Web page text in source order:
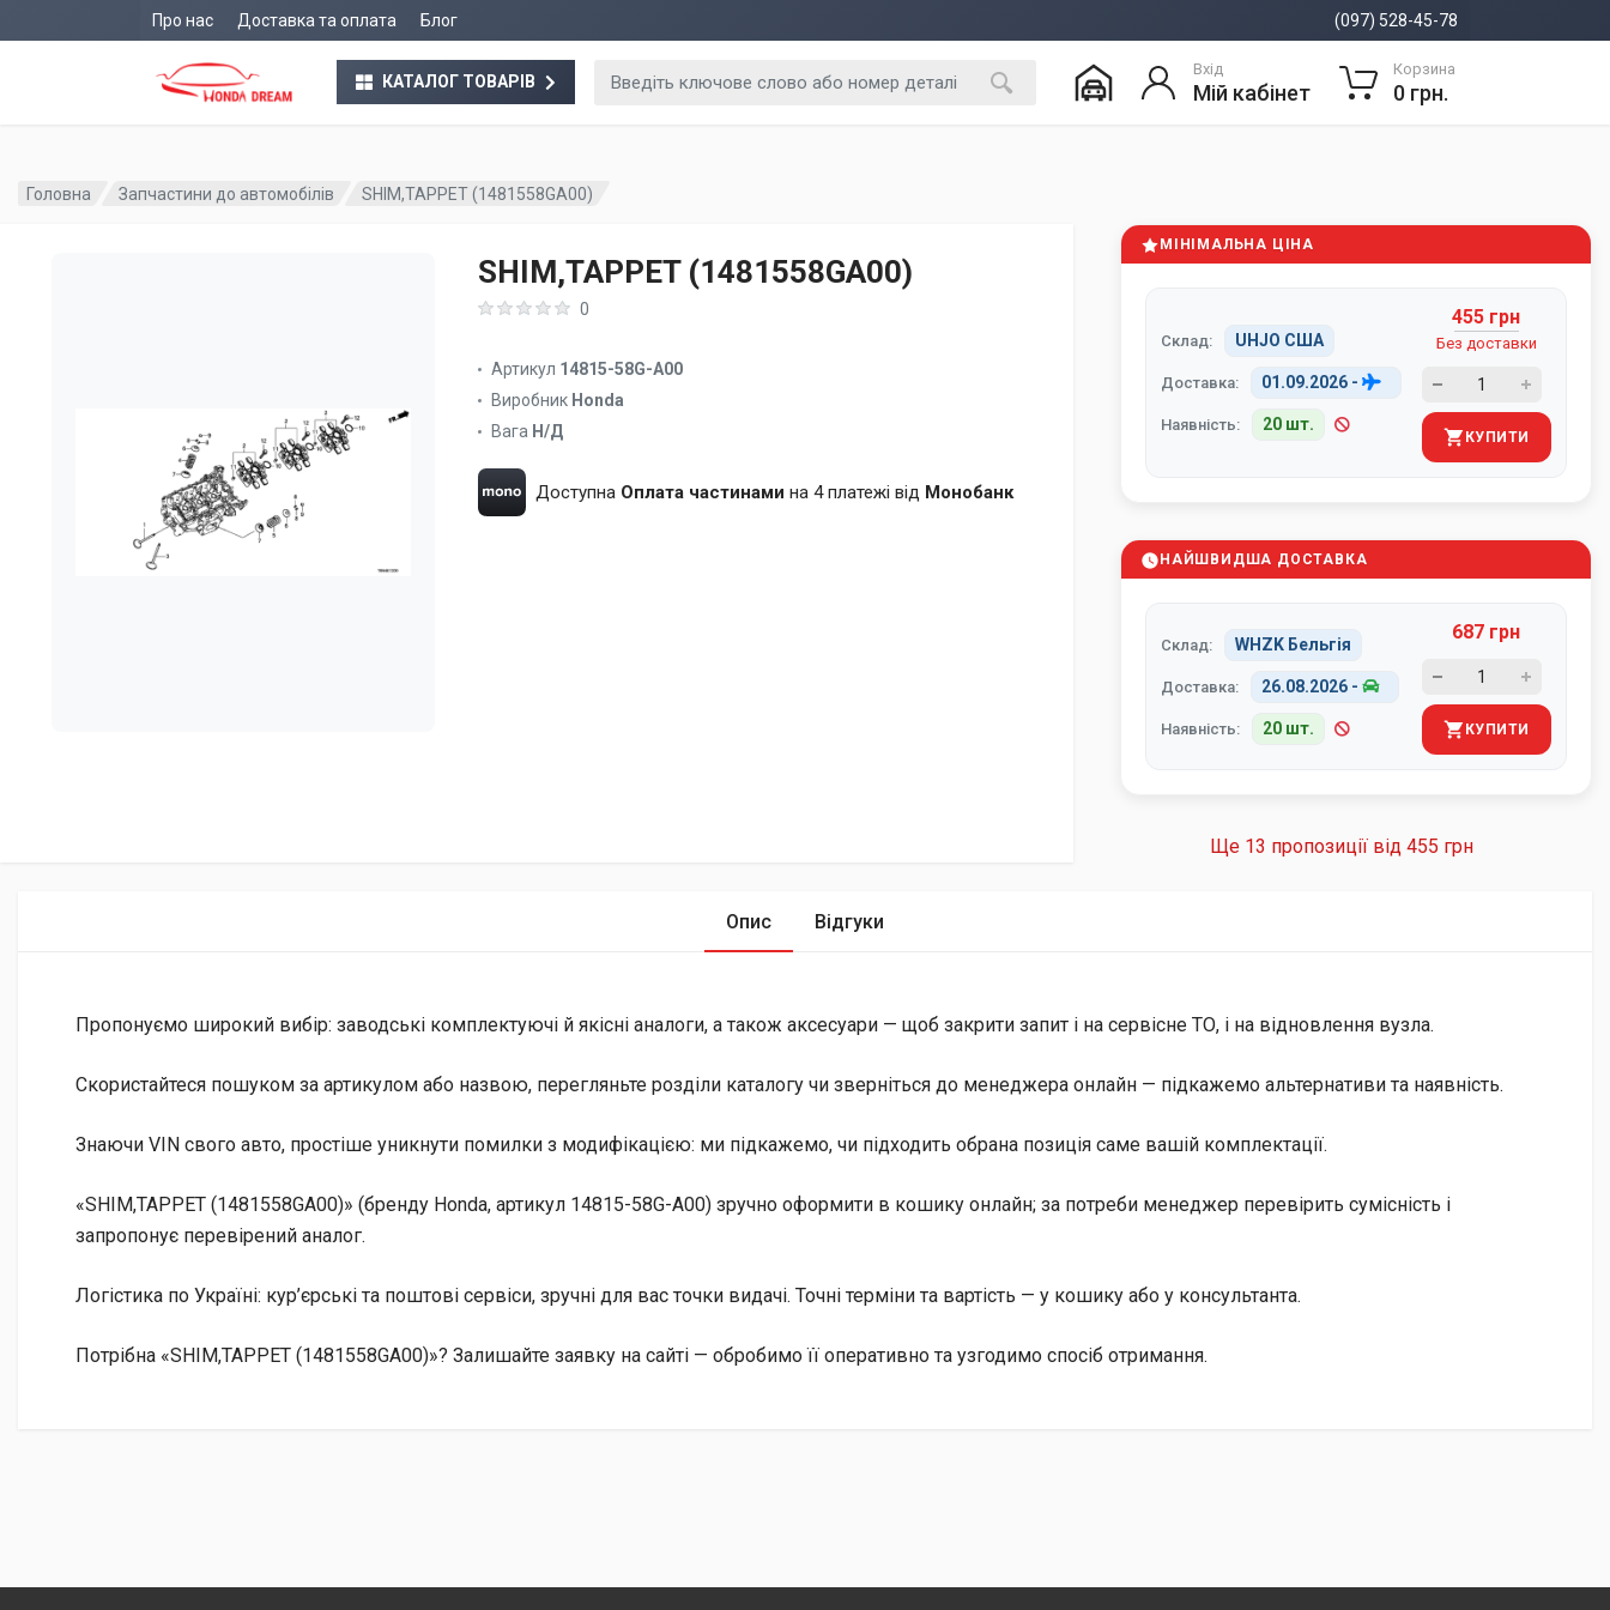
Про нас Доставка та оплата Блог (097) 528-45-78
КАТАЛОГ ТОВАРІВ
Вхід
Мій кабінет
Корзина
0 грн.
Головна Запчастини до автомобілів SHIM,TAPPET (1481558GA00)
SHIM,TAPPET (1481558GA00)
0
Артикул 14815-58G-A00
Виробник Honda
Вага Н/Д
Доступна Оплата частинами на 4 платежі від Монобанк
МІНІМАЛЬНА ЦІНА
Склад: UHJO США
Доставка: 01.09.2026 -
Наявність: 20 шт.
455 грн
Без доставки
КУПИТИ
НАЙШВИДША ДОСТАВКА
Склад: WHZK Бельгія
Доставка: 26.08.2026 -
Наявність: 20 шт.
687 грн
КУПИТИ
Ще 13 пропозиції від 455 грн
Опис Відгуки
Пропонуємо широкий вибір: заводські комплектуючі й якісні аналоги, а також аксесуари — щоб закрити запит і на сервісне ТО, і на відновлення вузла.
Скористайтеся пошуком за артикулом або назвою, перегляньте розділи каталогу чи зверніться до менеджера онлайн — підкажемо альтернативи та наявність.
Знаючи VIN свого авто, простіше уникнути помилки з модифікацією: ми підкажемо, чи підходить обрана позиція саме вашій комплектації.
«SHIM,TAPPET (1481558GA00)» (бренду Honda, артикул 14815-58G-A00) зручно оформити в кошику онлайн; за потреби менеджер перевірить сумісність і
запропонує перевірений аналог.
Логістика по Україні: кур’єрські та поштові сервіси, зручні для вас точки видачі. Точні терміни та вартість — у кошику або у консультанта.
Потрібна «SHIM,TAPPET (1481558GA00)»? Залишайте заявку на сайті — обробимо її оперативно та узгодимо спосіб отримання.